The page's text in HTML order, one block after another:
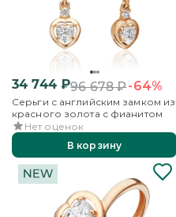
34 744₽96 678₽-64%
Серьги с английским замком из
красного золота с фианитом
Нет оценок
В корзину